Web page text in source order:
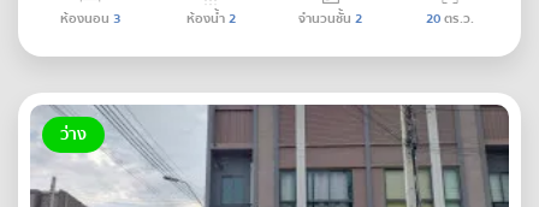
ห้องนอน 3 ห้องน้ำ2 จำนวนชั้น 2 20ตร.ว.
ว่าง